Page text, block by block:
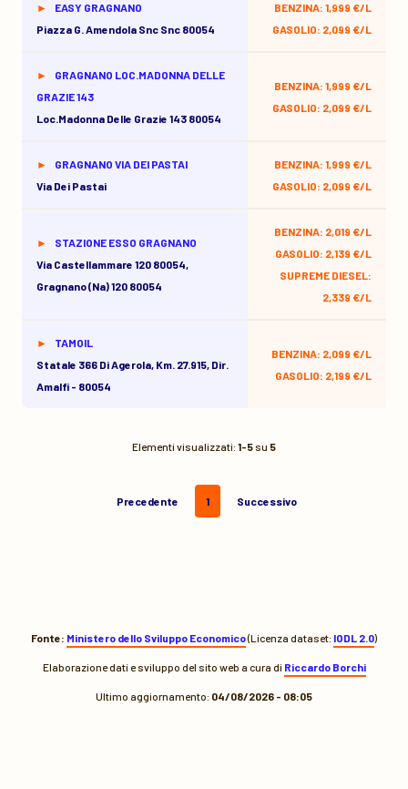
EASY GRAGNANO
Piazza G. Amendola Snc Snc 80054
BENZINA: 1,999 €/L
GASOLIO: 2,099 €/L
GRAGNANO LOC.MADONNA DELLE
GRAZIE 143
Loc.madonna Delle Grazie 143 80054
BENZINA: 1,999 €/L
GASOLIO: 2,099 €/L
GRAGNANO VIA DEI PASTAI
Via Dei Pastai
BENZINA: 1,999 €/L
GASOLIO: 2,099 €/L
STAZIONE ESSO GRAGNANO
Via Castellammare 120 80054,
Gragnano (na) 120 80054
BENZINA: 2,019 €/L
GASOLIO: 2,139 €/L
SUPREME DIESEL:
2,339 €/L
TAMOIL
Statale 366 Di Agerola, Km. 27.915, Dir.
Amalfi - 80054
BENZINA: 2,099 €/L
GASOLIO: 2,199 €/L
Elementi visualizzati: 1-5su 5
Precedente 1 Successivo
Fonte: Ministero dello Sviluppo Economico(Licenza dataset: IODL 2.0)
Elaborazione dati e sviluppo del sito web a cura di Riccardo Borchi
Ultimo aggiornamento: 04/08/2026 - 08:05